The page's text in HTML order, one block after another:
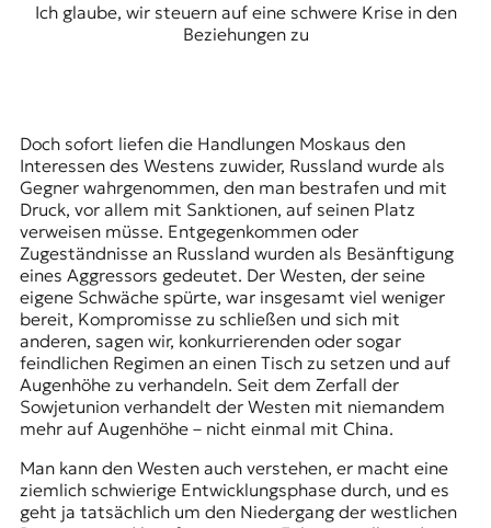
Ich glaube, wir steuern auf eine schwere Krise in den
Beziehungen zu
Doch sofort liefen die Handlungen Moskaus den
Interessen des Westens zuwider, Russland wurde als
Gegner wahrgenommen, den man bestrafen und mit
Druck, vor allem mit Sanktionen, auf seinen Platz
verweisen müsse. Entgegenkommen oder
Zugeständnisse an Russland wurden als Besänftigung
eines Aggressors gedeutet. Der Westen, der seine
eigene Schwäche spürte, war insgesamt viel weniger
bereit, Kompromisse zu schließen und sich mit
anderen, sagen wir, konkurrierenden oder sogar
feindlichen Regimen an einen Tisch zu setzen und auf
Augenhöhe zu verhandeln. Seit dem Zerfall der
Sowjetunion verhandelt der Westen mit niemandem
mehr auf Augenhöhe – nicht einmal mit China.
Man kann den Westen auch verstehen, er macht eine
ziemlich schwierige Entwicklungsphase durch, und es
geht ja tatsächlich um den Niedergang der westlichen